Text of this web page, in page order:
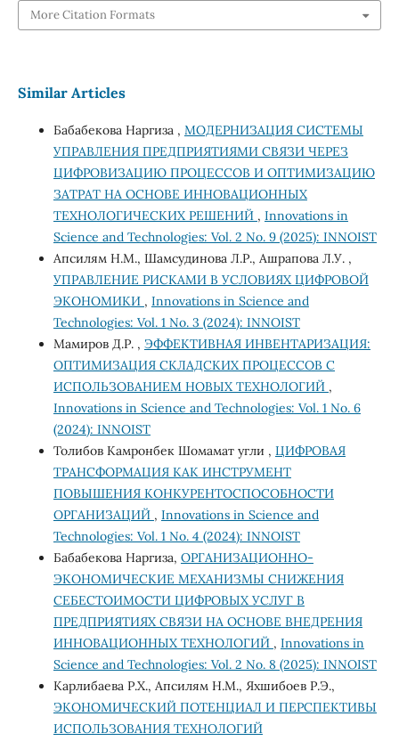
More Citation Formats
Similar Articles
Бабабекова Наргиза , МОДЕРНИЗАЦИЯ СИСТЕМЫ
УПРАВЛЕНИЯ ПРЕДПРИЯТИЯМИ СВЯЗИ ЧЕРЕЗ
ЦИФРОВИЗАЦИЮ ПРОЦЕССОВ И ОПТИМИЗАЦИЮ
ЗАТРАТ НА ОСНОВЕ ИННОВАЦИОННЫХ
ТЕХНОЛОГИЧЕСКИХ РЕШЕНИЙ , Innovations in
Science and Technologies: Vol. 2 No. 9 (2025): INNOIST
Апсилям Н.М., Шамсудинова Л.Р., Ашрапова Л.У. ,
УПРАВЛЕНИЕ РИСКАМИ В УСЛОВИЯХ ЦИФРОВОЙ
ЭКОНОМИКИ , Innovations in Science and
Technologies: Vol. 1 No. 3 (2024): INNOIST
Мамиров Д.Р. , ЭФФЕКТИВНАЯ ИНВЕНТАРИЗАЦИЯ:
ОПТИМИЗАЦИЯ СКЛАДСКИХ ПРОЦЕССОВ С
ИСПОЛЬЗОВАНИЕМ НОВЫХ ТЕХНОЛОГИЙ ,
Innovations in Science and Technologies: Vol. 1 No. 6
(2024): INNOIST
Толибов Камронбек Шомамат угли , ЦИФРОВАЯ
ТРАНСФОРМАЦИЯ КАК ИНСТРУМЕНТ
ПОВЫШЕНИЯ КОНКУРЕНТОСПОСОБНОСТИ
ОРГАНИЗАЦИЙ , Innovations in Science and
Technologies: Vol. 1 No. 4 (2024): INNOIST
Бабабекова Наргиза, ОРГАНИЗАЦИОННО-
ЭКОНОМИЧЕСКИЕ МЕХАНИЗМЫ СНИЖЕНИЯ
СЕБЕСТОИМОСТИ ЦИФРОВЫХ УСЛУГ В
ПРЕДПРИЯТИЯХ СВЯЗИ НА ОСНОВЕ ВНЕДРЕНИЯ
ИННОВАЦИОННЫХ ТЕХНОЛОГИЙ , Innovations in
Science and Technologies: Vol. 2 No. 8 (2025): INNOIST
Карлибаева Р.Х., Апсилям Н.М., Яхшибоев Р.Э.,
ЭКОНОМИЧЕСКИЙ ПОТЕНЦИАЛ И ПЕРСПЕКТИВЫ
ИСПОЛЬЗОВАНИЯ ТЕХНОЛОГИЙ